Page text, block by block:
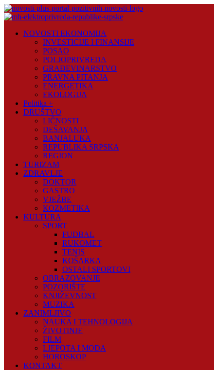
Skip
to
Plus
NOVOSTI EKONOMIJA
INVESTICIJE I FINANSIJE
POSAO
POLJOPRIVREDA
GRAĐEVINARSTVO
PRAVNA PITANJA
ENERGETIKA
EKOLOGIJA
Politika +
DRUŠTVO
LIČNOSTI
DEŠAVANJA
BANJALUKA
REPUBLIKA SRPSKA
REGION
TURIZAM
ZDRAVLJE
DOKTOR
GASTRO
VJEŽBE
KOZMETIKA
KULTURA
SPORT
FUDBAL
RUKOMET
TENIS
KOŠARKA
OSTALI SPORTOVI
OBRAZOVANJE
POZORIŠTE
KNJIŽEVNOST
MUZIKA
ZANIMLJIVO
NAUKA I TEHNOLOGIJA
ŽIVOTINJE
FILM
LJEPOTA I MODA
HOROSKOP
KONTAKT